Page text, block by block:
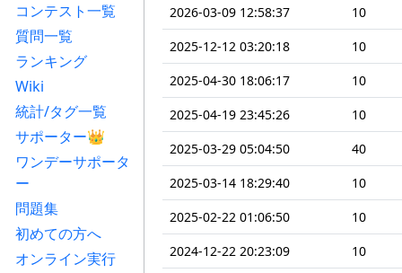
コンテスト一覧
質問一覧
ランキング
Wiki
統計/タグ一覧
サポーター👑
ワンデーサポータ
ー
問題集
初めての方へ
オンライン実行
2026-03-09 12:58:37
10
2025-12-12 03:20:18
10
2025-04-30 18:06:17
10
2025-04-19 23:45:26
10
2025-03-29 05:04:50
40
2025-03-14 18:29:40
10
2025-02-22 01:06:50
10
2024-12-22 20:23:09
10